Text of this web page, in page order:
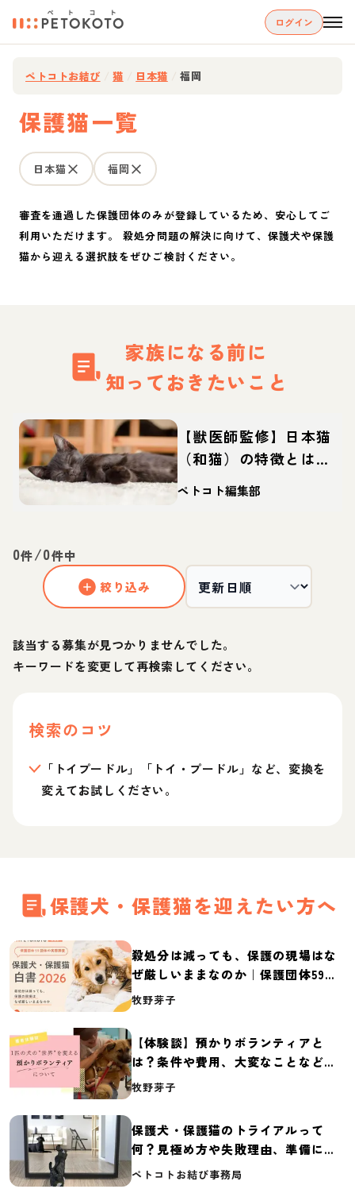
ログイン
ペトコトお結び 猫 日本猫 福岡
保護猫一覧
日本猫 福岡
審査を通過した保護団体のみが登録しているため、安心してご
利用いただけます。 殺処分問題の解決に向けて、保護犬や保護
猫から迎える選択肢をぜひご検討ください。
家族になる前に
知っておきたいこと
【獣医師監修】日本猫
（和猫）の特徴とは？
毛色や柄の種類や性
格、歴史などを解説
ペトコト編集部
0件/0件中
絞り込み
該当する募集が見つかりませんでした。
キーワードを変更して再検索してください。
検索のコツ
「トイプードル」「トイ・プードル」など、変換を
変えてお試しください。
保護犬・保護猫を迎えたい方へ
殺処分は減っても、保護の現場はな
ぜ厳しいままなのか｜保護団体59団
体の実態調査【保護犬・保護猫白書
牧野芽子
【体験談】預かりボランティアと
は？条件や費用、大変なことなど紹
介
牧野芽子
保護犬・保護猫のトライアルって
何？見極め方や失敗理由、準備に必
要なものを紹介
ペトコトお結び事務局